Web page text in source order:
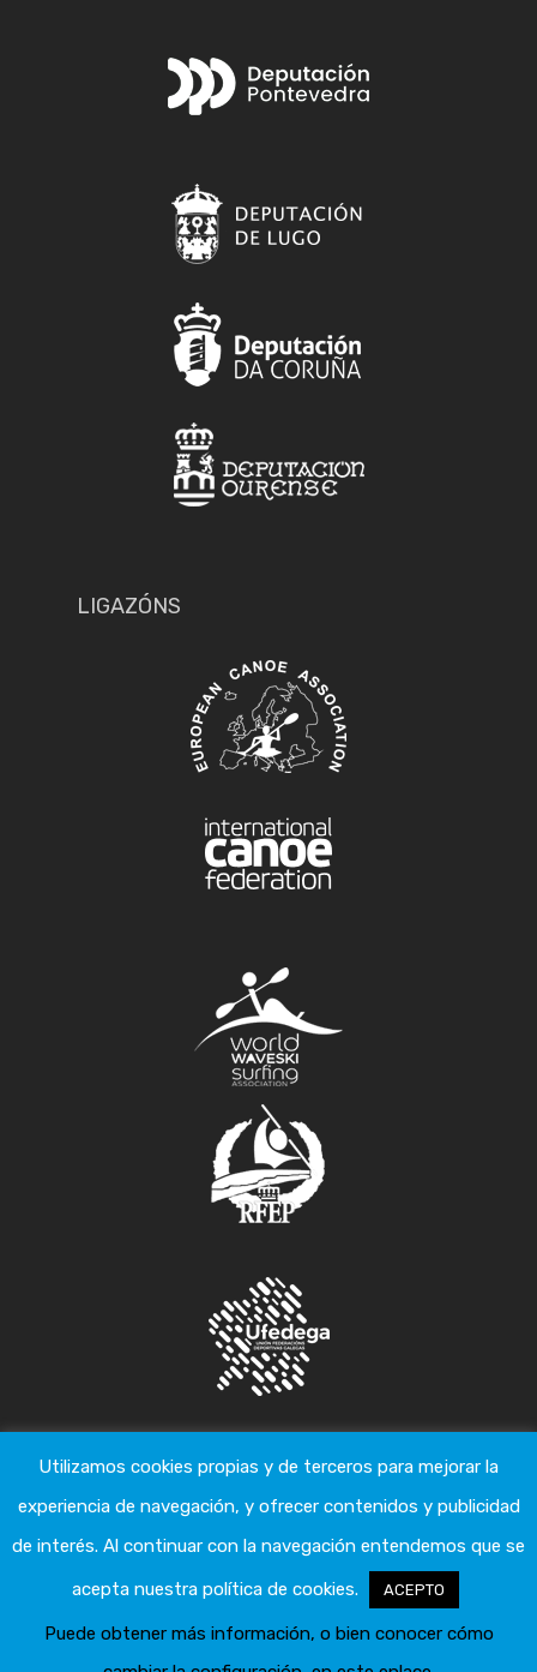
LIGAZÓNS
INFORMACIÓN DE CONTACTO
Teléfono: 986 84 21 06
Fax: 986 85 11 08
Mail:kayak-canoa@fegapi.org
Utilizamos cookies propias y de terceros para mejorar la
experiencia de navegación, y ofrecer contenidos y publicidad
de interés. Al continuar con la navegación entendemos que se
acepta nuestra política de cookies.
ACEPTO
Puede obtener más información, o bien conocer cómo